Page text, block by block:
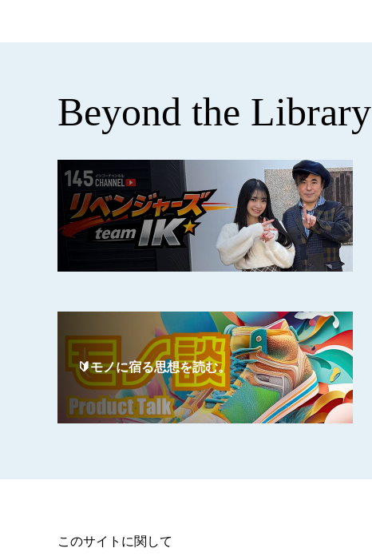
Beyond the Library
🔰モノに宿る思想を読む。
このサイトに関して